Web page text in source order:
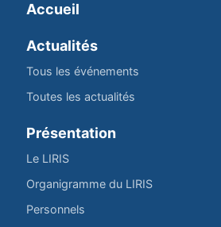
Accueil
Actualités
Tous les événements
Toutes les actualités
Présentation
Le LIRIS
Organigramme du LIRIS
Personnels